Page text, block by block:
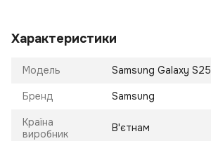
Характеристики
Модель Samsung Galaxy S25
Бренд Samsung
Країна
виробник
В'єтнам